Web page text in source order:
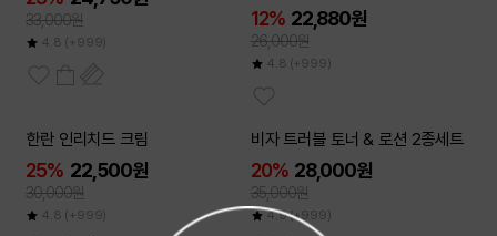
33,000원
4.8 (+999)
울 증정
12% 22,880원
26,000원
4.8 (+999)
한란 인리치드 크림
25% 22,500원
30,000원
4.8 (+999)
비자 트러블 토너 & 로션 2종세트
20% 28,000원
35,000원
4.9(+999)